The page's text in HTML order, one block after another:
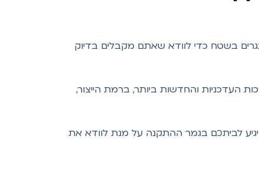
בשטח כדי לוודא שאתם מקבלים בדיוק
העדכניות והחדשות ביותר, ברמת הייצור,
מפקח יגיע לביתכם בגמר ההתקנה על מנת לוודא את